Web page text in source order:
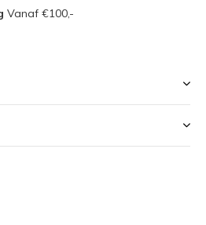
Vanaf €100,-